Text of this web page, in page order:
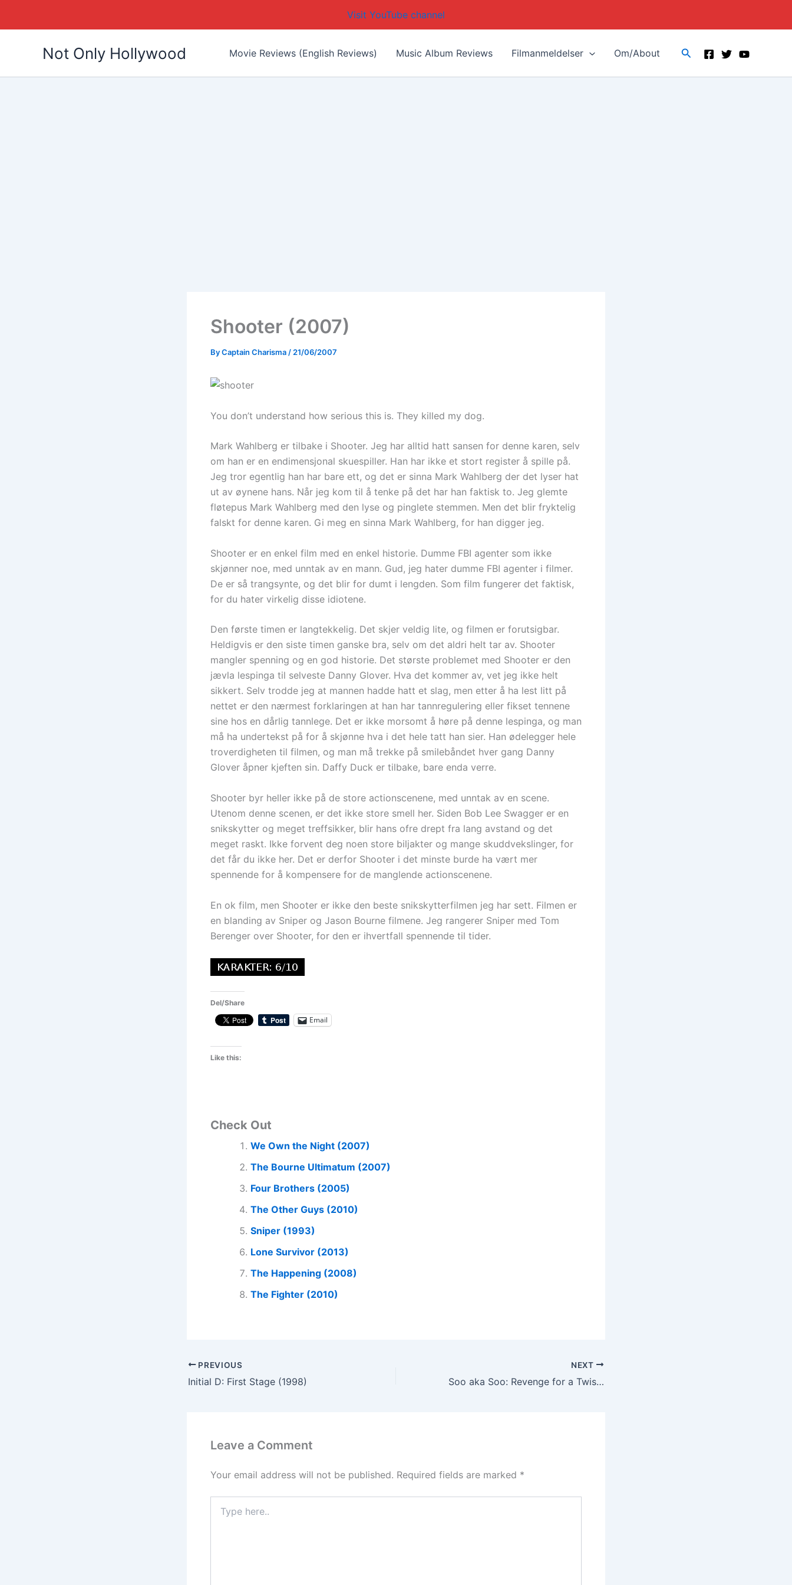
Visit YouTube channel
Not Only Hollywood Movie Reviews (English Reviews) Music Album Reviews Filmanmeldelser Om/About Search
Shooter (2007)
ByCaptain Charisma/21/06/2007
You don’t understand how serious this is. They killed my dog.
Mark Wahlberg er tilbake i Shooter. Jeg har alltid hatt sansen for denne karen, selv
om han er en endimensjonal skuespiller. Han har ikke et stort register å spille på.
Jeg tror egentlig han har bare ett, og det er sinna Mark Wahlberg der det lyser hat
ut av øynene hans. Når jeg kom til å tenke på det har han faktisk to. Jeg glemte
fløtepus Mark Wahlberg med den lyse og pinglete stemmen. Men det blir fryktelig
falskt for denne karen. Gi meg en sinna Mark Wahlberg, for han digger jeg.
Shooter er en enkel film med en enkel historie. Dumme FBI agenter som ikke
skjønner noe, med unntak av en mann. Gud, jeg hater dumme FBI agenter i filmer.
De er så trangsynte, og det blir for dumt i lengden. Som film fungerer det faktisk,
for du hater virkelig disse idiotene.
Den første timen er langtekkelig. Det skjer veldig lite, og filmen er forutsigbar.
Heldigvis er den siste timen ganske bra, selv om det aldri helt tar av. Shooter
mangler spenning og en god historie. Det største problemet med Shooter er den
jævla lespinga til selveste Danny Glover. Hva det kommer av, vet jeg ikke helt
sikkert. Selv trodde jeg at mannen hadde hatt et slag, men etter å ha lest litt på
nettet er den nærmest forklaringen at han har tannregulering eller fikset tennene
sine hos en dårlig tannlege. Det er ikke morsomt å høre på denne lespinga, og man
må ha undertekst på for å skjønne hva i det hele tatt han sier. Han ødelegger hele
troverdigheten til filmen, og man må trekke på smilebåndet hver gang Danny
Glover åpner kjeften sin. Daffy Duck er tilbake, bare enda verre.
Shooter byr heller ikke på de store actionscenene, med unntak av en scene.
Utenom denne scenen, er det ikke store smell her. Siden Bob Lee Swagger er en
snikskytter og meget treffsikker, blir hans ofre drept fra lang avstand og det
meget raskt. Ikke forvent deg noen store biljakter og mange skuddvekslinger, for
det får du ikke her. Det er derfor Shooter i det minste burde ha vært mer
spennende for å kompensere for de manglende actionscenene.
En ok film, men Shooter er ikke den beste snikskytterfilmen jeg har sett. Filmen er
en blanding av Sniper og Jason Bourne filmene. Jeg rangerer Sniper med Tom
Berenger over Shooter, for den er ihvertfall spennende til tider.
Del/Share
Email
Like this:
Check Out
We Own the Night (2007)
The Bourne Ultimatum (2007)
Four Brothers (2005)
The Other Guys (2010)
Sniper (1993)
Lone Survivor (2013)
The Happening (2008)
The Fighter (2010)
PREVIOUS
Initial D: First Stage (1998)
NEXT
Soo aka Soo: Revenge for a Twisted Fate (2006)
Leave a Comment
Your email address will not be published. Required fields are marked *
here..